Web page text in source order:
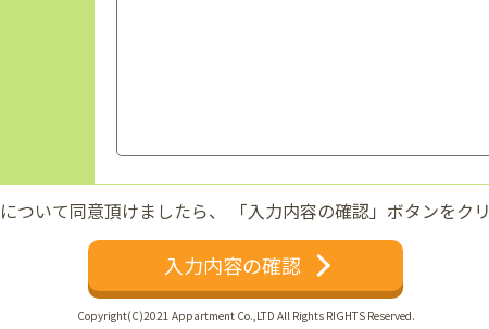
について同意頂けましたら、 「入力内容の確認」ボタンをク
入力内容の確認
Copyright(C)2021 Appartment Co.,LTD All Rights RIGHTS Reserved.